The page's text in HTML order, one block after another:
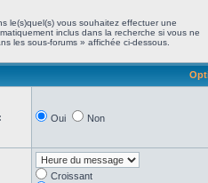
le(s)quel(s) vous souhaitez effectuer une
inclus dans la recherche si vous ne
les sous-forums » affichée ci-dessous.
Oui Non
Croissant